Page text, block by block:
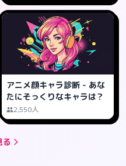
アニメ顔キャラ診断 - あな
たにそっくりなキャラは？
2,550人
る